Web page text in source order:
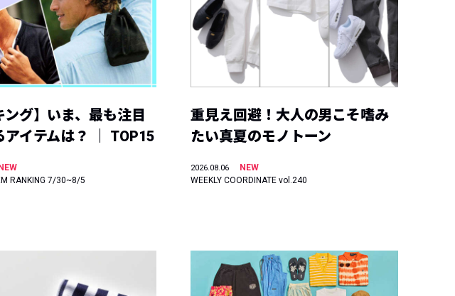
ング】いま、最も注目
アイテムは？ ｜ TOP15
NEW
RANKING 7/30~8/5
重見え回避！大人の男こそ嗜み
たい真夏のモノトーン
2026.08.06
NEW
WEEKLY COORDINATE vol.240